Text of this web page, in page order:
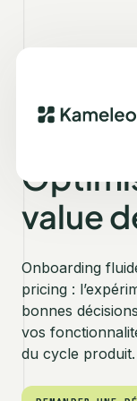
KAMELEOON POUR
value
Onboarding
pricing :
bonnes
vos
du cycle produit.